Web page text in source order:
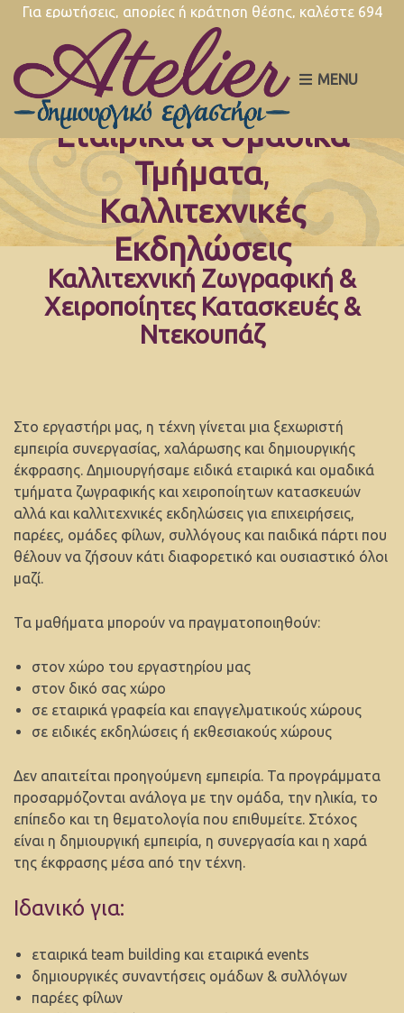
Για ερωτήσεις, απορίες ή κράτηση θέσης, καλέστε 694
527.9566, καθημερινά 10.00-14.00 & 17.00-20.30
MENU
Εταιρικά & Ομαδικά
Τμήματα,
Καλλιτεχνικές
Εκδηλώσεις
Καλλιτεχνική Ζωγραφική &
Χειροποίητες Κατασκευές &
Ντεκουπάζ
Στο εργαστήρι μας, η τέχνη γίνεται μια ξεχωριστή
εμπειρία συνεργασίας, χαλάρωσης και δημιουργικής
έκφρασης. Δημιουργήσαμε ειδικά εταιρικά και ομαδικά
τμήματα ζωγραφικής και χειροποίητων κατασκευών
αλλά και καλλιτεχνικές εκδηλώσεις για επιχειρήσεις,
παρέες, ομάδες φίλων, συλλόγους και παιδικά πάρτι που
θέλουν να ζήσουν κάτι διαφορετικό και ουσιαστικό όλοι
μαζί.
Τα μαθήματα μπορούν να πραγματοποιηθούν:
στον χώρο του εργαστηρίου μας
στον δικό σας χώρο
σε εταιρικά γραφεία και επαγγελματικούς χώρους
σε ειδικές εκδηλώσεις ή εκθεσιακούς χώρους
Δεν απαιτείται προηγούμενη εμπειρία. Τα προγράμματα
προσαρμόζονται ανάλογα με την ομάδα, την ηλικία, το
επίπεδο και τη θεματολογία που επιθυμείτε. Στόχος
είναι η δημιουργική εμπειρία, η συνεργασία και η χαρά
της έκφρασης μέσα από την τέχνη.
Ιδανικό για:
εταιρικά team building και εταιρικά events
δημιουργικές συναντήσεις ομάδων & συλλόγων
παρέες φίλων